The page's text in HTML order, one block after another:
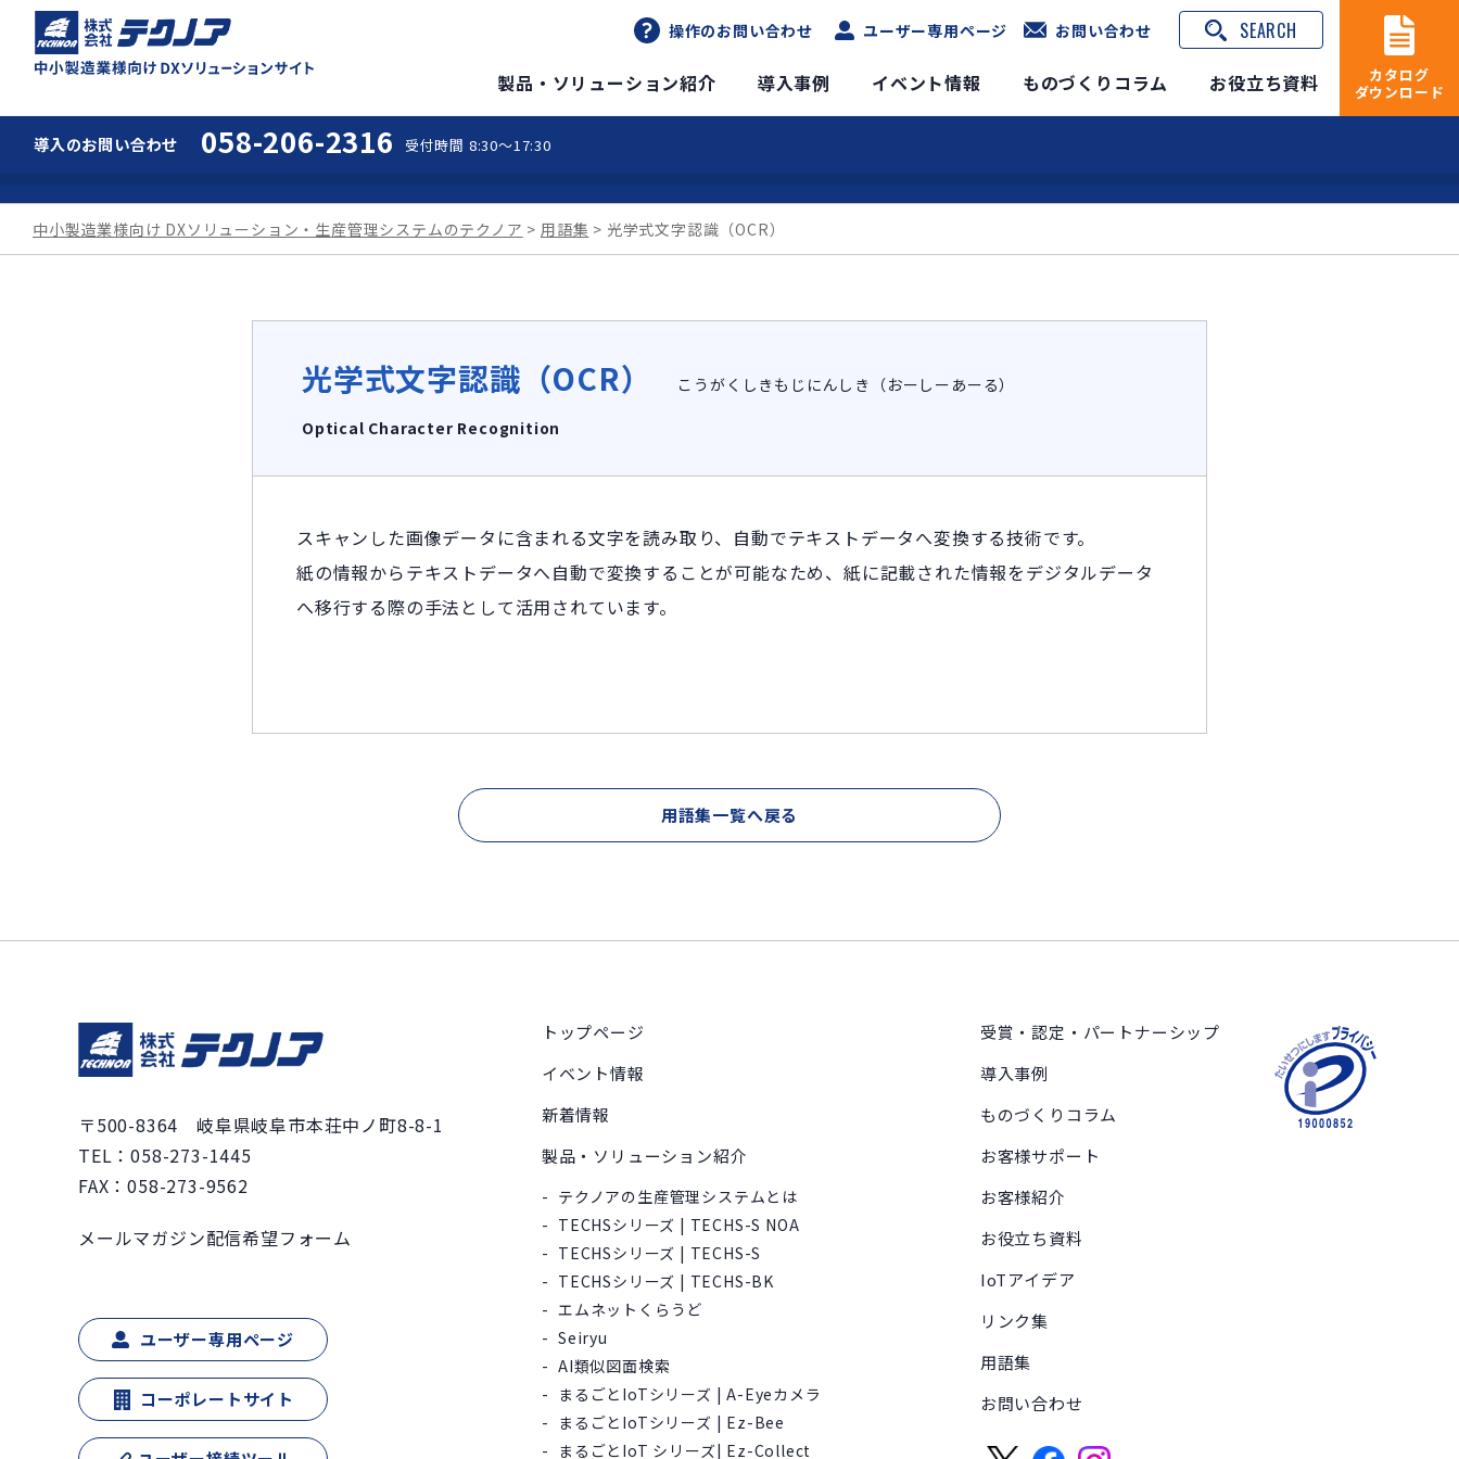
中小製造業様向け DXソリューションサイト
導入のお問い合わせ 058-206-2316 受付時間 8:30～17:30
操作のお問い合わせ ユーザー専用ページ お問い合わせ SEARCH
製品・ソリューション紹介 導入事例 イベント情報 ものづくりコラム お役立ち資料
カタログ
ダウンロード
中小製造業様向け DXソリューション・生産管理システムのテクノア 用語集 光学式文字認識（OCR）
光学式文字認識（OCR）
こうがくしきもじにんしき（おーしーあーる）
Optical Character Recognition
スキャンした画像データに含まれる文字を読み取り、自動でテキストデータへ変換する技術です。
紙の情報からテキストデータへ自動で変換することが可能なため、紙に記載された情報をデジタルデータ
へ移行する際の手法として活用されています。
用語集一覧へ戻る
〒500-8364 岐阜県岐阜市本荘中ノ町8-8-1
TEL：058-273-1445
FAX：058-273-9562
メールマガジン配信希望フォーム
ユーザー専用ページ
コーポレートサイト
トップページ
イベント情報
新着情報
製品・ソリューション紹介
テクノアの生産管理システムとは
TECHSシリーズ | TECHS-S NOA
TECHSシリーズ | TECHS-S
TECHSシリーズ | TECHS-BK
エムネットくらうど
Seiryu
AI類似図面検索
まるごとIoTシリーズ | A-Eyeカメラ
まるごとIoTシリーズ | Ez-Bee
まるごとIoT シリーズ| Ez-Collect
受賞・認定・パートナーシップ
導入事例
ものづくりコラム
お客様サポート
お客様紹介
お役立ち資料
IoTアイデア
リンク集
用語集
お問い合わせ